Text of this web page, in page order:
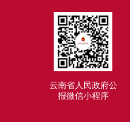
云南省人民政府公
报微信小程序